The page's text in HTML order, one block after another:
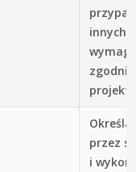
innych
przez
i